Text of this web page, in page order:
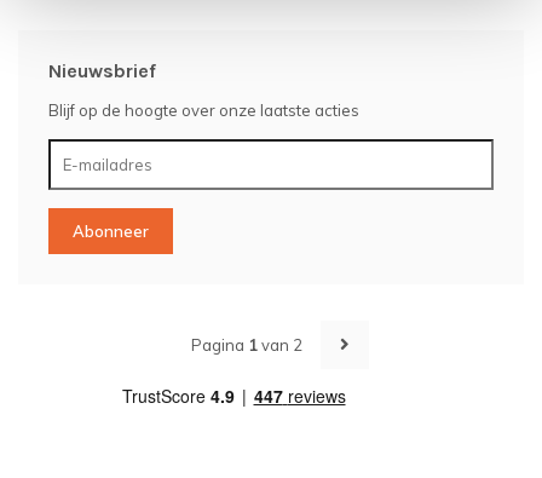
Nieuwsbrief
Blijf op de hoogte over onze laatste acties
Abonneer
Pagina 1van 2